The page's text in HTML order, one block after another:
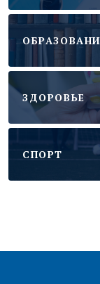
ЗДОРОВЬЕ
CПОРТ